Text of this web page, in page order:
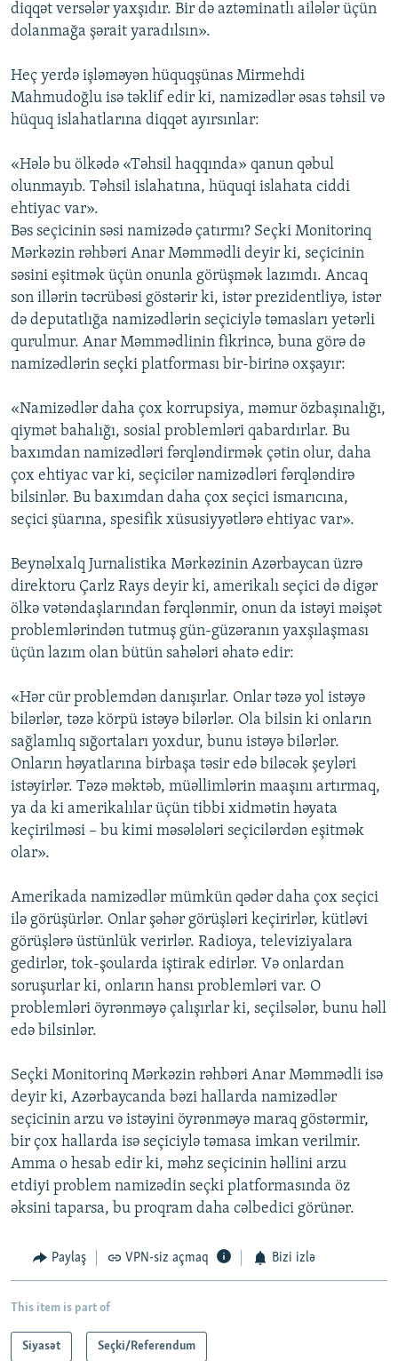
diqqət versələr yaxşıdır. Bir də aztəminatlı ailələr üçün
dolanmağa şərait yaradılsın».
Heç yerdə işləməyən hüquqşünas Mirmehdi
Mahmudoğlu isə təklif edir ki, namizədlər əsas təhsil və
hüquq islahatlarına diqqət ayırsınlar:
«Hələ bu ölkədə «Təhsil haqqında» qanun qəbul
olunmayıb. Təhsil islahatına, hüquqi islahata ciddi
ehtiyac var».
Bəs seçicinin səsi namizədə çatırmı? Seçki Monitorinq
Mərkəzin rəhbəri Anar Məmmədli deyir ki, seçicinin
səsini eşitmək üçün onunla görüşmək lazımdı. Ancaq
son illərin təcrübəsi göstərir ki, istər prezidentliyə, istər
də deputatlığa namizədlərin seçiciylə təmasları yetərli
qurulmur. Anar Məmmədlinin fikrincə, buna görə də
namizədlərin seçki platforması bir-birinə oxşayır:
«Namizədlər daha çox korrupsiya, məmur özbaşınalığı,
qiymət bahalığı, sosial problemləri qabardırlar. Bu
baxımdan namizədləri fərqləndirmək çətin olur, daha
çox ehtiyac var ki, seçicilər namizədləri fərqləndirə
bilsinlər. Bu baxımdan daha çox seçici ismarıcına,
seçici şüarına, spesifik xüsusiyyətlərə ehtiyac var».
Beynəlxalq Jurnalistika Mərkəzinin Azərbaycan üzrə
direktoru Çarlz Rays deyir ki, amerikalı seçici də digər
ölkə vətəndaşlarından fərqlənmir, onun da istəyi məişət
problemlərindən tutmuş gün-güzəranın yaxşılaşması
üçün lazım olan bütün sahələri əhatə edir:
«Hər cür problemdən danışırlar. Onlar təzə yol istəyə
bilərlər, təzə körpü istəyə bilərlər. Ola bilsin ki onların
sağlamlıq sığortaları yoxdur, bunu istəyə bilərlər.
Onların həyatlarına birbaşa təsir edə biləcək şeyləri
istəyirlər. Təzə məktəb, müəllimlərin maaşını artırmaq,
ya da ki amerikalılar üçün tibbi xidmətin həyata
keçirilməsi – bu kimi məsələləri seçicilərdən eşitmək
olar».
Amerikada namizədlər mümkün qədər daha çox seçici
ilə görüşürlər. Onlar şəhər görüşləri keçirirlər, kütləvi
görüşlərə üstünlük verirlər. Radioya, televiziyalara
gedirlər, tok-şoularda iştirak edirlər. Və onlardan
soruşurlar ki, onların hansı problemləri var. O
problemləri öyrənməyə çalışırlar ki, seçilsələr, bunu həll
edə bilsinlər.
Seçki Monitorinq Mərkəzin rəhbəri Anar Məmmədli isə
deyir ki, Azərbaycanda bəzi hallarda namizədlər
seçicinin arzu və istəyini öyrənməyə maraq göstərmir,
bir çox hallarda isə seçiciylə təmasa imkan verilmir.
Amma o hesab edir ki, məhz seçicinin həllini arzu
etdiyi problem namizədin seçki platformasında öz
əksini taparsa, bu proqram daha cəlbedici görünər.
Paylaş VPN-siz açmaq Bizi izlə
This item is part of
Siyasət Seçki/Referendum